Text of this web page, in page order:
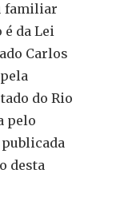
familiar
da Lei
Carlos
do Rio
pelo
desta